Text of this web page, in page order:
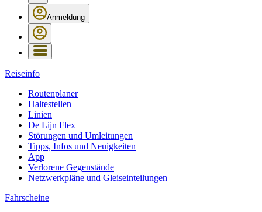
Anmeldung
Reiseinfo
Routenplaner
Haltestellen
Linien
De Lijn Flex
Störungen und Umleitungen
Tipps, Infos und Neuigkeiten
App
Verlorene Gegenstände
Netzwerkpläne und Gleiseinteilungen
Fahrscheine